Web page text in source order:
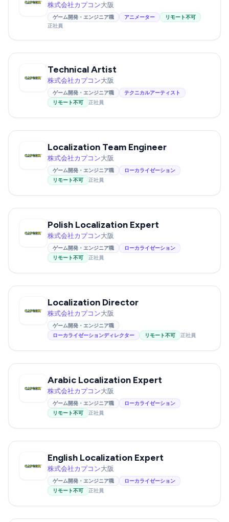
株式会社カプコン大阪
ゲーム開発・エンジニア職 アニメーター
リモート不可
正社員
Technical Artist
株式会社カプコン大阪
ゲーム開発・エンジニア職
テクニカルアーティスト
リモート不可
正社員
Localization Team Engineer
株式会社カプコン大阪
ゲーム開発・エンジニア職
ローカライゼーション
リモート不可
正社員
Polish Localization Expert
株式会社カプコン大阪
ゲーム開発・エンジニア職
ローカライゼーション
リモート不可
正社員
Localization Director
株式会社カプコン大阪
ゲーム開発・エンジニア職
ローカライゼーションディレクター
リモート不可 正社員
Arabic Localization Expert
株式会社カプコン大阪
ゲーム開発・エンジニア職
ローカライゼーション
リモート不可
正社員
English Localization Expert
株式会社カプコン大阪
ゲーム開発・エンジニア職
ローカライゼーション
リモート不可
正社員